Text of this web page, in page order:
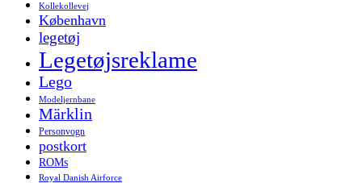
Kollekollevej
København
legetøj
Legetøjsreklame
Lego
Modeljernbane
Märklin
Personvogn
postkort
ROMs
Royal Danish Airforce